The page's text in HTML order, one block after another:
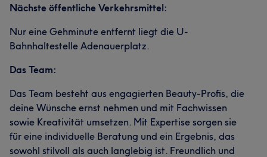
Nächste öffentliche Verkehrsmittel:
Nur eine Gehminute entfernt liegt die U-
Bahnhaltestelle Adenauerplatz.
Das Team:
Das Team besteht aus engagierten Beauty-Profis, die
deine Wünsche ernst nehmen und mit Fachwissen
sowie Kreativität umsetzen. Mit Expertise sorgen sie
für eine individuelle Beratung und ein Ergebnis, das
sowohl stilvoll als auch langlebig ist. Freundlich und